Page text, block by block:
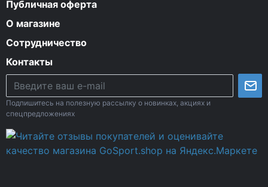
Публичная оферта
О магазине
Сотрудничество
Контакты
Подпишитесь на полезную рассылку о новинках, акциях и
спецпредложениях